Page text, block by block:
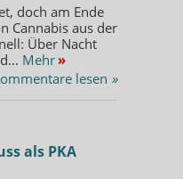
doch am Ende
Cannabis aus der
Über Nacht
Mehr »
lesen »
als PKA